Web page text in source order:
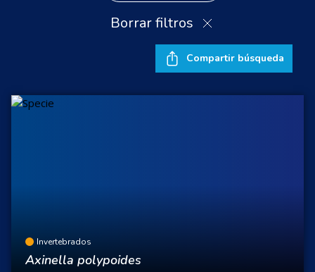
Borrar filtros
Compartir búsqueda
Invertebrados
Axinella polypoides